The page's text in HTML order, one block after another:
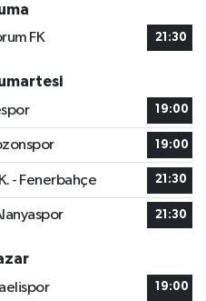
FK
21:30
19:00
19:00
- Fenerbahçe 21:30
21:30
19:00